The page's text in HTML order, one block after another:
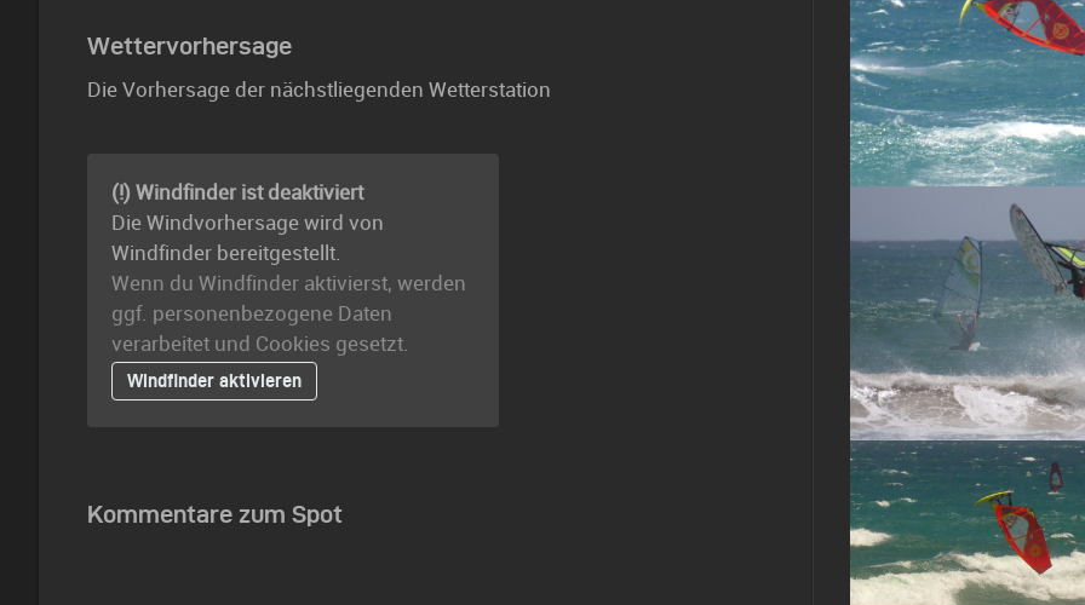
Wettervorhersage
Die Vorhersage der nächstliegenden Wetterstation
(!) Windfinder ist deaktiviert
Die Windvorhersage wird von
Windfinder bereitgestellt.
Wenn du Windfinder aktivierst, werden
ggf. personenbezogene Daten
verarbeitet und Cookies gesetzt.
Windfinder aktivieren
Kommentare zum Spot